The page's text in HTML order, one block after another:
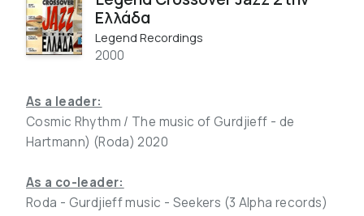
Ελλάδα
Legend Recordings
2000
As a leader:
Cosmic Rhythm / The music of Gurdjieff - de
Hartmann) (Roda) 2020
As a co-leader:
Roda - Gurdjieff music - Seekers (3 Alpha records)